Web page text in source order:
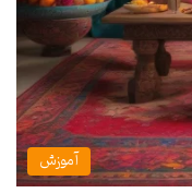
آموزش